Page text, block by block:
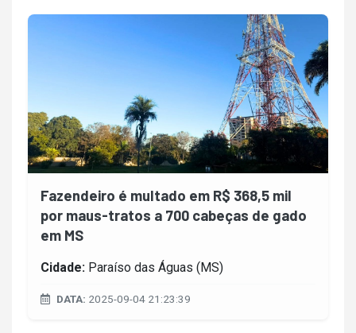
Fazendeiro é multado em R$ 368,5 mil
por maus-tratos a 700 cabeças de gado
em MS
Cidade: Paraíso das Águas (MS)
DATA: 2025-09-04 21:23:39